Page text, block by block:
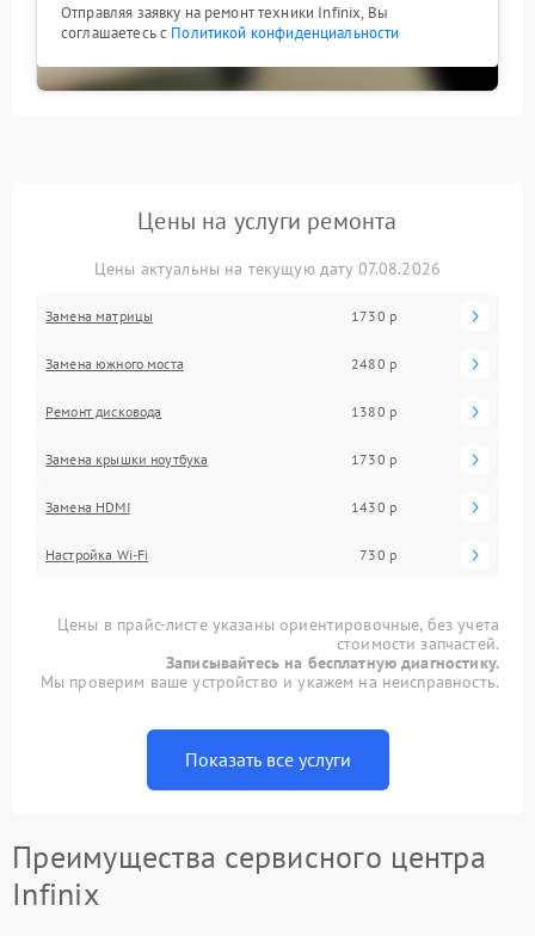
Отправляя заявку на ремонт техники Infinix, Вы
соглашаетесь с Политикой конфиденциальности
Цены на услуги ремонта
Цены актуальны на текущую дату 07.08.2026
Замена матрицы 1730 р
Замена южного моста 2480 р
Ремонт дисковода 1380 р
Замена крышки ноутбука 1730 р
Замена HDMI 1430 р
Настройка Wi-Fi 730 р
Цены в прайс-листе указаны ориентировочные, без учета
стоимости запчастей.
Записывайтесь на бесплатную диагностику.
Мы проверим ваше устройство и укажем на неисправность.
Показать все услуги
Преимущества сервисного центра
Infinix